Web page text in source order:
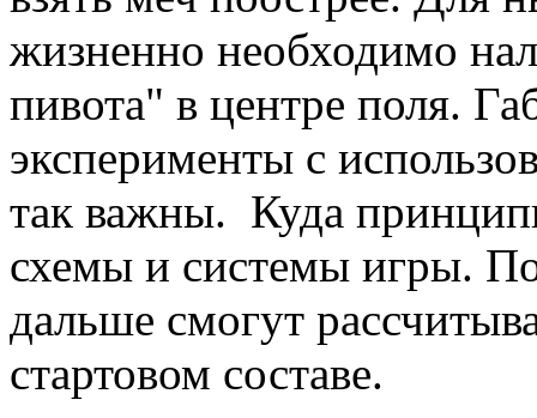
жизненно необходимо
пивота" в центре поля.
эксперименты с
так важны. Куда
схемы и системы игры.
дальше смогут
стартовом составе.